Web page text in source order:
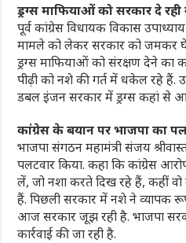
ड्रग्स माफियाओं को सरकार दे रही
पूर्व कांग्रेस विधायक विकास
मामले को लेकर सरकार को जमकर
ड्रग्स माफियाओं को संरक्षण देने का
पीढ़ी को नशे की गर्त में धकेल रहे हैं.
डबल इंजन सरकार में ड्रग्स कहां से आ
कांग्रेस के बयान पर भाजपा का
भाजपा संगठन महामंत्री संजय
पलटवार किया. कहा कि कांग्रेस
लें, जो नशा करते दिख रहे हैं, कहीं वो
हैं. पिछली सरकार में नशे ने व्यापक
आज सरकार जूझ रही है. भाजपा
कार्रवाई की जा रही है.